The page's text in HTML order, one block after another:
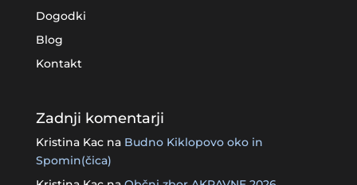
Dogodki
Blog
Kontakt
Zadnji komentarji
Kristina Kacna Budno Kiklopovo oko in
Spomin(čica)